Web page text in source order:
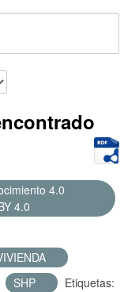
4.0
4.0
SHP
Etiquetas: